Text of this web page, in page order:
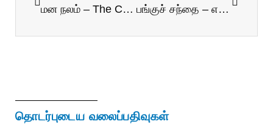
மன நலம் – The Cortisol Chapter பங்குச் சந்தை – எண்ணித் துணிக!
தொடர்புடைய வலைப்பதிவுகள்